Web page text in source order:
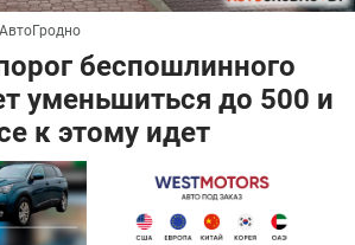
АвтоГродно
беспошлинного
уменьшиться до 500 и
к этому идет